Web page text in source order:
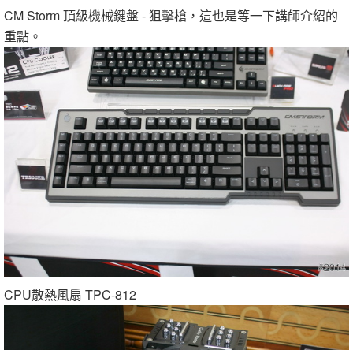
CM Storm 頂級機械鍵盤 - 狙擊槍，這也是等一下講師介紹的
重點。
CPU散熱風扇 TPC-812